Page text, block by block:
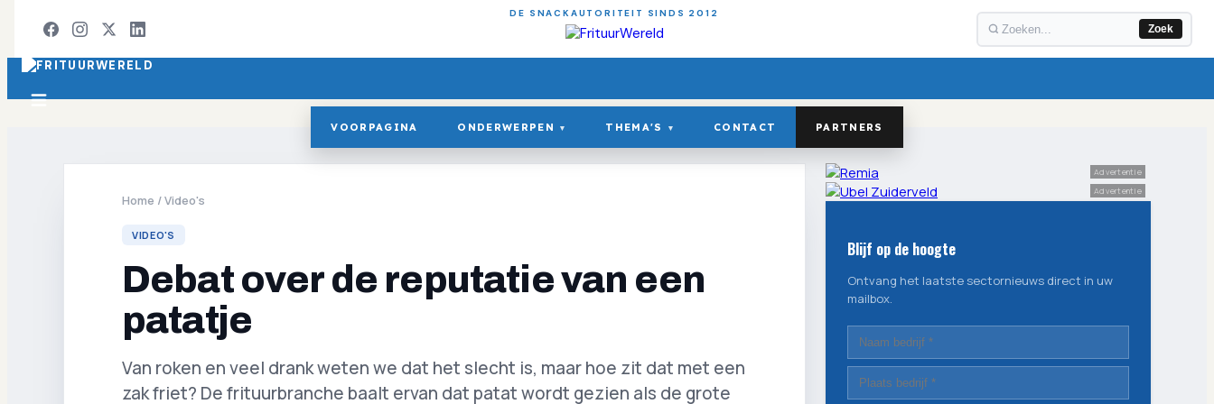
DE SNACKAUTORITEIT SINDS 2012
Zoek
VOORPAGINA ONDERWERPEN ▾ THEMA'S ▾ CONTACT PARTNERS
Home /Video's
VIDEO'S
Debat over de reputatie van een
patatje
Van roken en veel drank weten we dat het slecht is, maar hoe zit dat met een
zak friet? De frituurbranche baalt ervan dat patat wordt gezien als de grote
Advertentie
Advertentie
Blijf op de hoogte
Ontvang het laatste sectornieuws direct in uw
mailbox.